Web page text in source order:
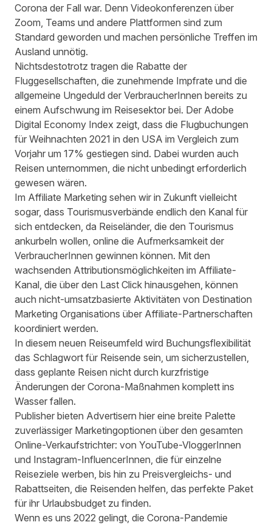
Corona der Fall war. Denn Videokonferenzen über
Zoom, Teams und andere Plattformen sind zum
Standard geworden und machen persönliche Treffen im
Ausland unnötig.
Nichtsdestotrotz tragen die Rabatte der
Fluggesellschaften, die zunehmende Impfrate und die
allgemeine Ungeduld der VerbraucherInnen bereits zu
einem Aufschwung im Reisesektor bei. Der Adobe
Digital Economy Index zeigt, dass die Flugbuchungen
für Weihnachten 2021 in den USA im Vergleich zum
Vorjahr um 17% gestiegen sind. Dabei wurden auch
Reisen unternommen, die nicht unbedingt erforderlich
gewesen wären.
Im Affiliate Marketing sehen wir in Zukunft vielleicht
sogar, dass Tourismusverbände endlich den Kanal für
sich entdecken, da Reiseländer, die den Tourismus
ankurbeln wollen, online die Aufmerksamkeit der
VerbraucherInnen gewinnen können. Mit den
wachsenden Attributionsmöglichkeiten im Affiliate-
Kanal, die über den Last Click hinausgehen, können
auch nicht-umsatzbasierte Aktivitäten von Destination
Marketing Organisations über Affiliate-Partnerschaften
koordiniert werden.
In diesem neuen Reiseumfeld wird Buchungsflexibilität
das Schlagwort für Reisende sein, um sicherzustellen,
dass geplante Reisen nicht durch kurzfristige
Änderungen der Corona-Maßnahmen komplett ins
Wasser fallen.
Publisher bieten Advertisern hier eine breite Palette
zuverlässiger Marketingoptionen über den gesamten
Online-Verkaufstrichter: von YouTube-VloggerInnen
und Instagram-InfluencerInnen, die für einzelne
Reiseziele werben, bis hin zu Preisvergleichs- und
Rabattseiten, die Reisenden helfen, das perfekte Paket
für ihr Urlaubsbudget zu finden.
Wenn es uns 2022 gelingt, die Corona-Pandemie